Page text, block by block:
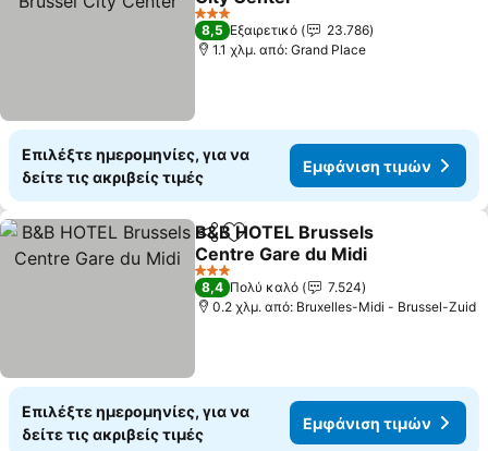
3 Αστέρια
8,5 Εξαιρετικό
23.786
1.1 χλμ. από: Grand Place
Επιλέξτε ημερομηνίες, για να
δείτε τις ακριβείς τιμές
Εμφάνιση τιμών
Κοινοποίηση
Προσθήκη στα αγαπημένα
B&B HOTEL Brussels
Centre Gare du Midi
3 Αστέρια
8,4 Πολύ καλό
7.524
0.2 χλμ. από: Bruxelles-Midi - Brussel-Zuid
Επιλέξτε ημερομηνίες, για να
δείτε τις ακριβείς τιμές
Εμφάνιση τιμών